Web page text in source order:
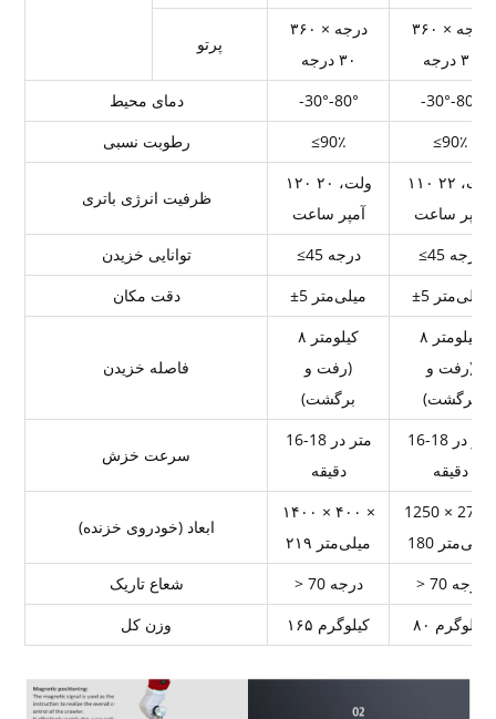
پرتو
۳۶۰ درجه ×
۳۰ درجه
۳۶۰ درجه ×
۳۰ درجه
دمای محیط
-30°-80°
-30°-80°
رطوبت نسبی
≤90٪ ≤90٪
ظرفیت انرژی باتری
۱۲۰ ولت، ۲۰
آمپر ساعت
۱۱۰ ولت، ۲۲
آمپر ساعت
توانایی خزیدن
≤45 درجه
≤45 درجه
دقت مکان
±5 میلی‌متر ±5 میلی‌متر
فاصله خزیدن
۸ کیلومتر
(رفت و
برگشت)
۸ کیلومتر
(رفت و
برگشت)
سرعت خزش
16-18 متر در
دقیقه
16-18 متر در
دقیقه
ابعاد (خودروی خزنده)
۱۴۰۰ × ۴۰۰ ×
۲۱۹ میلی‌متر
1250 × 270 ×
180 میلی‌متر
شعاع تاریک
> 70 درجه
> 70 درجه
وزن کل
۱۶۵ کیلوگرم ۸۰ کیلوگرم